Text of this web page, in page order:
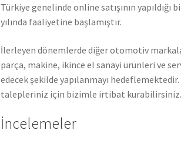
Türkiye genelinde online satışının yapıldığı
yılında faaliyetine başlamıştır.
İlerleyen dönemlerde diğer otomotiv
parça, makine, ikince el sanayi ürünleri ve
edecek şekilde yapılanmayı
talepleriniz için bizimle irtibat kurabilirsiniz.
İncelemeler